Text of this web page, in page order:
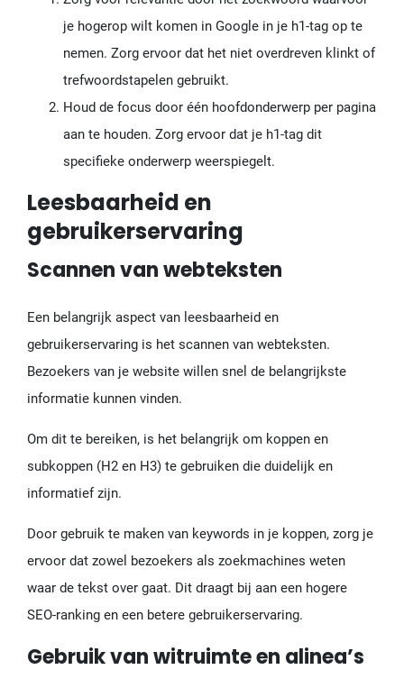
je hogerop wilt komen in Google in je h1-tag op te
nemen. Zorg ervoor dat het niet overdreven klinkt of
trefwoordstapelen gebruikt.
Houd de focus door één hoofdonderwerp per pagina
aan te houden. Zorg ervoor dat je h1-tag dit
specifieke onderwerp weerspiegelt.
Leesbaarheid en
gebruikerservaring
Scannen van webteksten
Een belangrijk aspect van leesbaarheid en
gebruikerservaring is het scannen van webteksten.
Bezoekers van je website willen snel de belangrijkste
informatie kunnen vinden.
Om dit te bereiken, is het belangrijk om koppen en
subkoppen (H2 en H3) te gebruiken die duidelijk en
informatief zijn.
Door gebruik te maken van keywords in je koppen, zorg je
ervoor dat zowel bezoekers als zoekmachines weten
waar de tekst over gaat. Dit draagt bij aan een hogere
SEO-ranking en een betere gebruikerservaring.
Gebruik van witruimte en alinea’s